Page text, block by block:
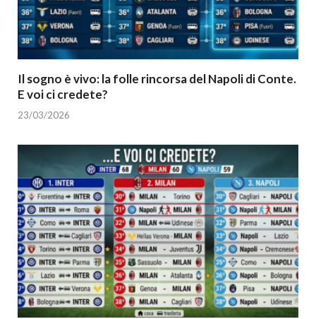
Il sogno è vivo: la folle rincorsa del Napoli di Conte.
E voi ci credete?
23/03/2026